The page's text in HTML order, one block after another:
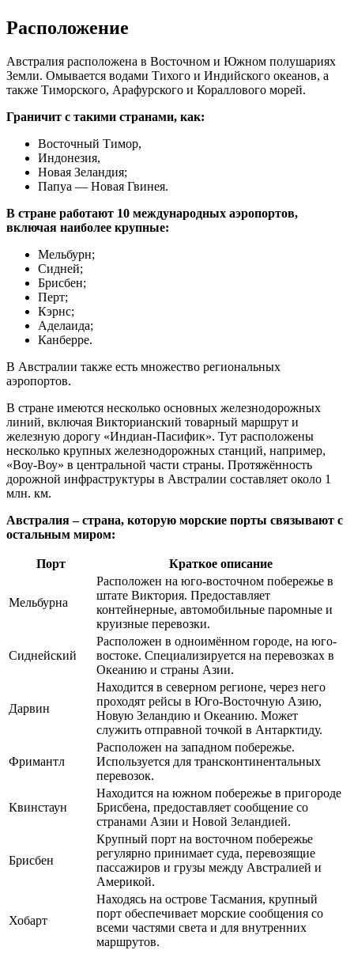
Расположение
Австралия расположена в Восточном и Южном полушариях
Земли. Омывается водами Тихого и Индийского океанов, а
также Тиморского, Арафурского и Кораллового морей.
Граничит с такими странами, как:
Восточный Тимор,
Индонезия,
Новая Зеландия;
Папуа — Новая Гвинея.
В стране работают 10 международных аэропортов,
включая наиболее крупные:
Мельбурн;
Сидней;
Брисбен;
Перт;
Кэрнс;
Аделаида;
Канберре.
В Австралии также есть множество региональных
аэропортов.
В стране имеются несколько основных железнодорожных
линий, включая Викторианский товарный маршрут и
железную дорогу «Индиан-Пасифик». Тут расположены
несколько крупных железнодорожных станций, например,
«Воу-Воу» в центральной части страны. Протяжённость
дорожной инфраструктуры в Австралии составляет около 1
млн. км.
Австралия – страна, которую морские порты связывают с
остальным миром:
Порт Краткое описание
Мельбурна
Расположен на юго-восточном побережье в
штате Виктория. Предоставляет
контейнерные, автомобильные паромные и
круизные перевозки.
Сиднейский
Расположен в одноимённом городе, на юго-
востоке. Специализируется на перевозках в
Океанию и страны Азии.
Дарвин
Находится в северном регионе, через него
проходят рейсы в Юго-Восточную Азию,
Новую Зеландию и Океанию. Может
служить отправной точкой в Антарктиду.
Фримантл
Расположен на западном побережье.
Используется для трансконтинентальных
перевозок.
Квинстаун
Находится на южном побережье в пригороде
Брисбена, предоставляет сообщение со
странами Азии и Новой Зеландией.
Брисбен
Крупный порт на восточном побережье
регулярно принимает суда, перевозящие
пассажиров и грузы между Австралией и
Америкой.
Хобарт
Находясь на острове Тасмания, крупный
порт обеспечивает морские сообщения со
всеми частями света и для внутренних
маршрутов.